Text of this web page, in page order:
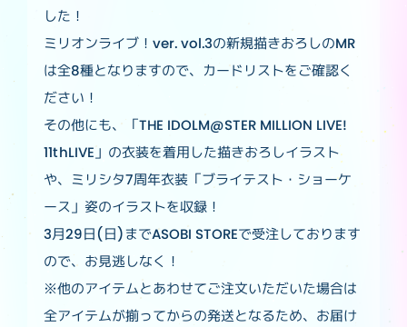
した！
ミリオンライブ！ver. vol.3の新規描きおろしのMR
は全8種となりますので、カードリストをご確認く
ださい！
その他にも、「THE IDOLM@STER MILLION LIVE!
11thLIVE」の衣装を着用した描きおろしイラスト
や、ミリシタ7周年衣装「ブライテスト・ショーケ
ース」姿のイラストを収録！
3月29日(日)までASOBI STOREで受注しております
ので、お見逃しなく！
※他のアイテムとあわせてご注文いただいた場合は
全アイテムが揃ってからの発送となるため、お届け